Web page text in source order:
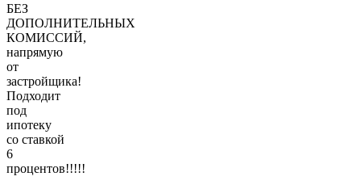
БЕЗ
ДOПOЛHИTЕЛЬНЫX
КОМИСCИЙ,
напpямую
от
зacтpoйщикa!
Подходит
под
ипотеку
со ставкой
6
процентов!!!!!